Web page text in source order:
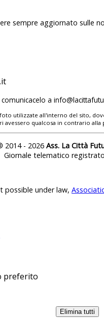
sempre aggiornato sulle
a
utilizzate all'interno del sito,
avessero qualcosa in contrario
2014 - 2026 Ass. La Città
Giornale telematico
possible under law,
preferito